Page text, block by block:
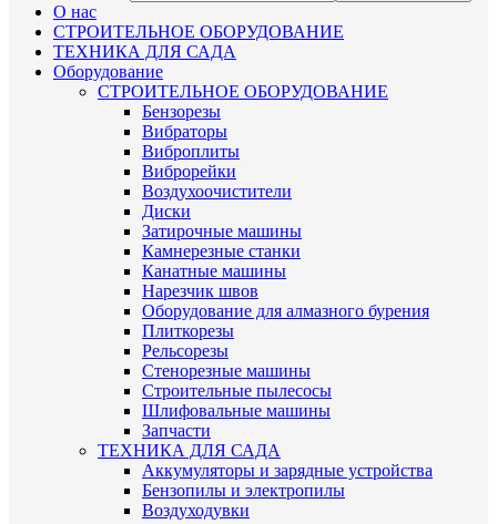
О нас
СТРОИТЕЛЬНОЕ ОБОРУДОВАНИЕ
ТЕХНИКА ДЛЯ САДА
Оборудование
СТРОИТЕЛЬНОЕ ОБОРУДОВАНИЕ
Бензорезы
Вибраторы
Виброплиты
Виброрейки
Воздухоочистители
Диски
Затирочные машины
Камнерезные станки
Канатные машины
Нарезчик швов
Оборудование для алмазного бурения
Плиткорезы
Рельсорезы
Стенорезные машины
Строительные пылесосы
Шлифовальные машины
Запчасти
ТЕХНИКА ДЛЯ САДА
Аккумуляторы и зарядные устройства
Бензопилы и электропилы
Воздуходувки